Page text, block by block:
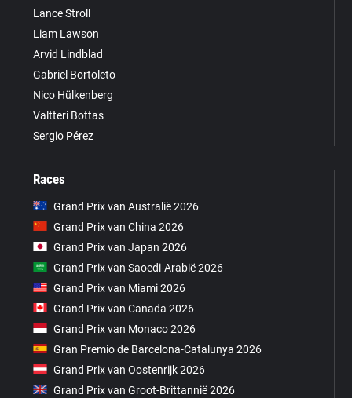
Lance Stroll
Liam Lawson
Arvid Lindblad
Gabriel Bortoleto
Nico Hülkenberg
Valtteri Bottas
Sergio Pérez
Races
Grand Prix van Australië 2026
Grand Prix van China 2026
Grand Prix van Japan 2026
Grand Prix van Saoedi-Arabië 2026
Grand Prix van Miami 2026
Grand Prix van Canada 2026
Grand Prix van Monaco 2026
Gran Premio de Barcelona-Catalunya 2026
Grand Prix van Oostenrijk 2026
Grand Prix van Groot-Brittannië 2026